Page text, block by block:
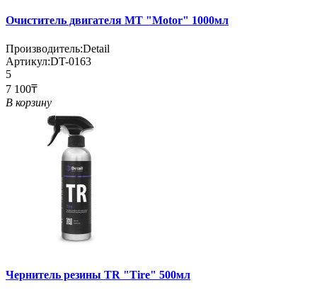
Очиститель двигателя MT "Motor" 1000мл
Производитель:Detail
Артикул:DT-0163
5
7 100₸
В корзину
Чернитель резины TR "Tire" 500мл